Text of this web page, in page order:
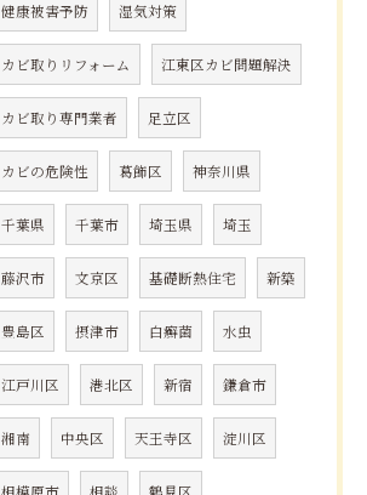
健康被害予防 湿気対策
カビ取りリフォーム 江東区カビ問題解決
カビ取り専門業者 足立区
カビの危険性 葛飾区 神奈川県
千葉県 千葉市 埼玉県 埼玉
藤沢市 文京区 基礎断熱住宅 新築
豊島区 摂津市 白癬菌 水虫
江戸川区 港北区 新宿 鎌倉市
湘南 中央区 天王寺区 淀川区